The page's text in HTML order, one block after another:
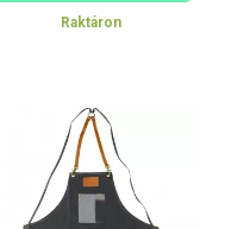
Raktáron